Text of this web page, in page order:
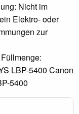
Nicht im
Elektro- oder
zur
LBP-5400 Canon
5400